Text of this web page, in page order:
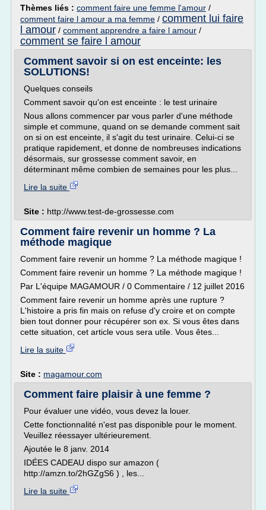
Thèmes liés : comment faire une femme l'amour /
comment faire l amour a ma femme / comment lui faire
l amour / comment apprendre a faire l amour /
comment se faire l amour
Comment savoir si on est enceinte: les
SOLUTIONS!
Quelques conseils
Comment savoir qu'on est enceinte : le test urinaire
Nous allons commencer par vous parler d'une méthode
simple et commune, quand on se demande comment sait
on si on est enceinte, il s'agit du test urinaire. Celui-ci se
pratique rapidement, et donne de nombreuses indications
désormais, sur grossesse comment savoir, en
déterminant même combien de semaines pour les plus...
Lire la suite
Site : http://www.test-de-grossesse.com
Comment faire revenir un homme ? La
méthode magique
Comment faire revenir un homme ? La méthode magique !
Comment faire revenir un homme ? La méthode magique !
Par L'équipe MAGAMOUR / 0 Commentaire / 12 juillet 2016
Comment faire revenir un homme après une rupture ?
L'histoire a pris fin mais on refuse d'y croire et on compte
bien tout donner pour récupérer son ex. Si vous êtes dans
cette situation, cet article vous sera utile. Vous êtes...
Lire la suite
Site : magamour.com
Comment faire plaisir à une femme ?
Pour évaluer une vidéo, vous devez la louer.
Cette fonctionnalité n'est pas disponible pour le moment.
Veuillez réessayer ultérieurement.
Ajoutée le 8 janv. 2014
IDÉES CADEAU dispo sur amazon (
http://amzn.to/2hGZgS6 ) , les...
Lire la suite